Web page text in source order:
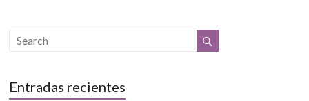
Entradas recientes